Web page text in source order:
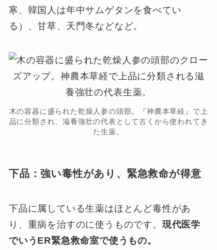
寒、韓国人は年中サムゲタンを食べてい
る）、甘草、天門冬などなど。
木の容器に盛られた乾燥人参の頭部。『神農本草経』で上
品に分類され、滋養強壮の代表として古くから使われてき
た生薬。
下品：強い毒性があり、緊急救命が得意
下品に属している生薬はほとんど毒性があ
り、重病を治すのに使うものです。 現代医学
でいうER緊急救命室で使うもの。